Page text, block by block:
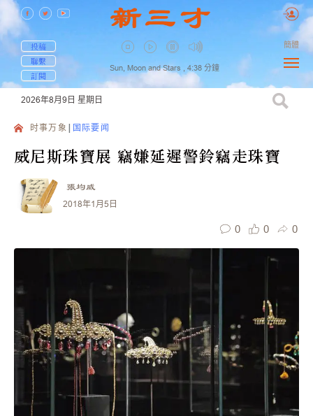
投稿
聯繫
訂閱
Sun, Moon and Stars , 4:38 分鐘
簡體
2026年8月9日 星期日
时事万象 国际要闻
威尼斯珠寶展 竊嫌延遲警鈴竊走珠寶
張均威
2018年1月5日
0 0 0